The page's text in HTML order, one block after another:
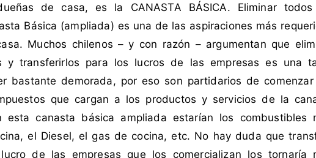
de casa, es la CANASTA BÁSICA. Eliminar
Básica (ampliada) es una de las aspiraciones más
Muchos chilenos – y con razón – argumentan que
y transferirlos para los lucros de las empresas es una
bastante demorada, por eso son partidarios de
que cargan a los productos y servicios de la
esta canasta básica ampliada estarían los combustibles
el Diesel, el gas de cocina, etc. No hay duda que
de las empresas que los comercializan los tornaría